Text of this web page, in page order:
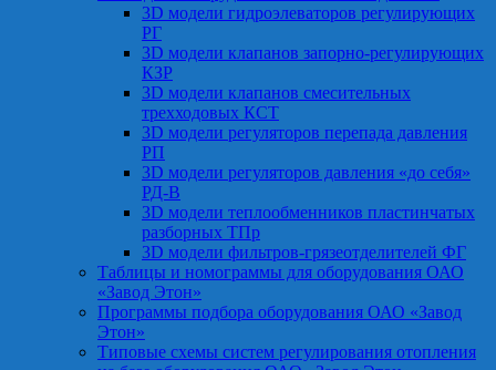
3D модели гидроэлеваторов регулирующих
РГ
3D модели клапанов запорно-регулирующих
КЗР
3D модели клапанов смесительных
трехходовых КСТ
3D модели регуляторов перепада давления
РП
3D модели регуляторов давления «до себя»
РД-В
3D модели теплообменников пластинчатых
разборных ТПр
3D модели фильтров-грязеотделителей ФГ
Таблицы и номограммы для оборудования ОАО
«Завод Этон»
Программы подбора оборудования ОАО «Завод
Этон»
Типовые схемы систем регулирования отопления